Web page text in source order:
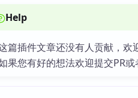
Help
篇插件文章还没有人贡献，欢
果您有好的想法欢迎提交PR或